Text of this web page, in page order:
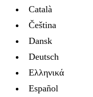
Català
Čeština
Dansk
Deutsch
Ελληνικά
Español